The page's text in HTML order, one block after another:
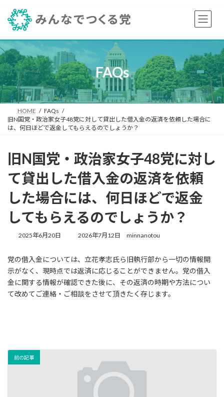
ツ
へ
ス
キ
ッ
プ
シ
ョ
ン
に
移
動
FAQs
HOME
FAQs
旧N国党・政治家女子48党に対して貸出した借入金の返済を依頼した場合に
は、何日ほどで返金してもらえるのでしょうか？
旧N国党・政治家女子48党に対し
て貸出した借入金の返済を依頼
した場合には、何日ほどで返金
してもらえるのでしょうか？
2025年6月20日
最
新
日
時
2026年7月12日 minnanotou
党の借入金については、立花孝志氏ら旧執行部から一切の情報開
示がなく、現時点では返済に応じることができません。党の借入
金に関する情報が確認できた後に、その返済の時期や方法につい
て改めてご連絡・ご相談をさせて頂きたく存じます。
前の記事